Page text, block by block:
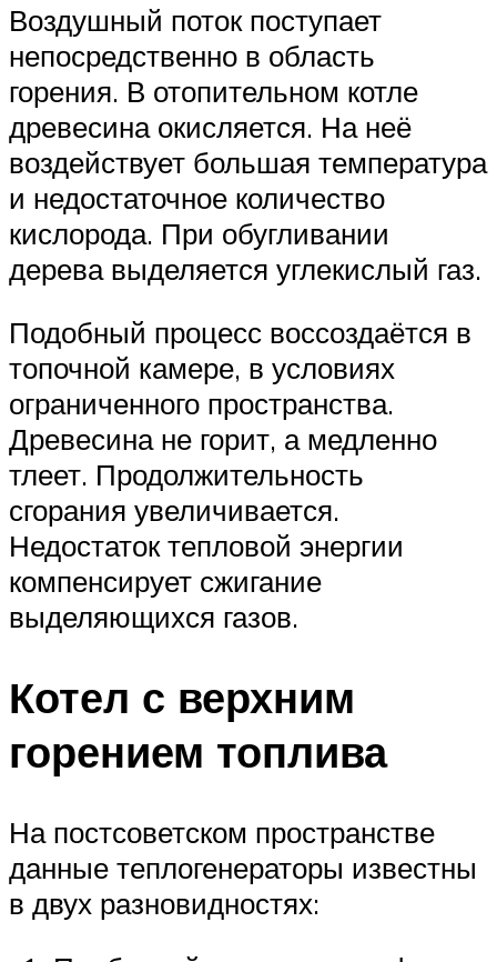
Воздушный поток поступает
непосредственно в область
горения. В отопительном котле
древесина окисляется. На неё
воздействует большая температура
и недостаточное количество
кислорода. При обугливании
дерева выделяется углекислый газ.
Подобный процесс воссоздаётся в
топочной камере, в условиях
ограниченного пространства.
Древесина не горит, а медленно
тлеет. Продолжительность
сгорания увеличивается.
Недостаток тепловой энергии
компенсирует сжигание
выделяющихся газов.
Котел с верхним
горением топлива
На постсоветском пространстве
данные теплогенераторы известны
в двух разновидностях: